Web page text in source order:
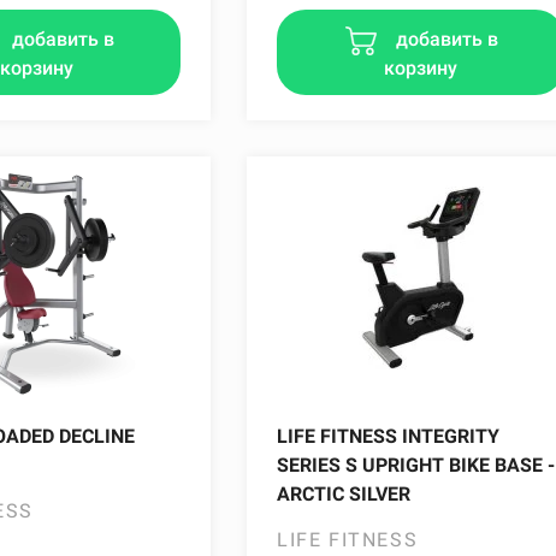
добавить в
корзину
добавить в
корзину
DECLINE
LIFE FITNESS INTEGRITY
SERIES S UPRIGHT BIKE BASE -
ARCTIC SILVER
LIFE FITNESS